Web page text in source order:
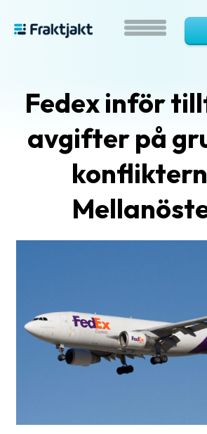
Vanliga
frågor
&
svar
Fedex inför
avgifter på